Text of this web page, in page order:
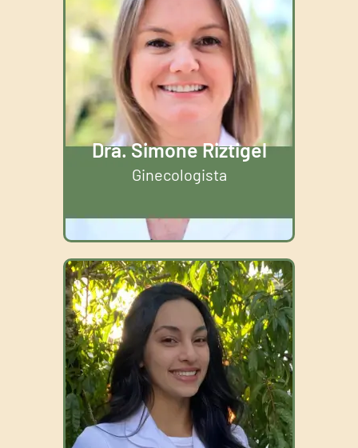
Dra. Simone Riztigel
Ginecologista